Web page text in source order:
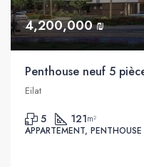
4,200,000 ₪
Penthouse neuf 5
Eilat
5 121m²
APPARTEMENT, PENTHOUSE